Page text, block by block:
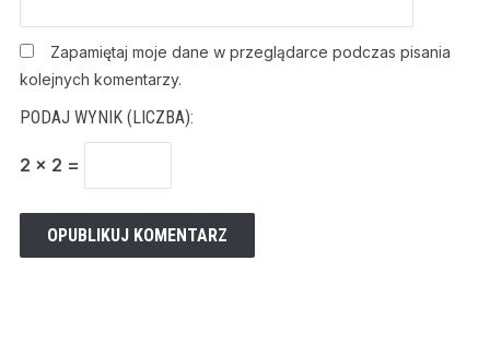
Zapamiętaj moje dane w przeglądarce podczas pisania
kolejnych komentarzy.
PODAJ WYNIK (LICZBA):
2 × 2 =